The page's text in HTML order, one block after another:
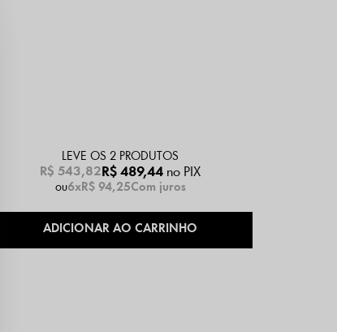
LEVE OS 2 PRODUTOS
R$ 543,82 R$ 489,44 no PIX
6xR$ 94,25Com juros